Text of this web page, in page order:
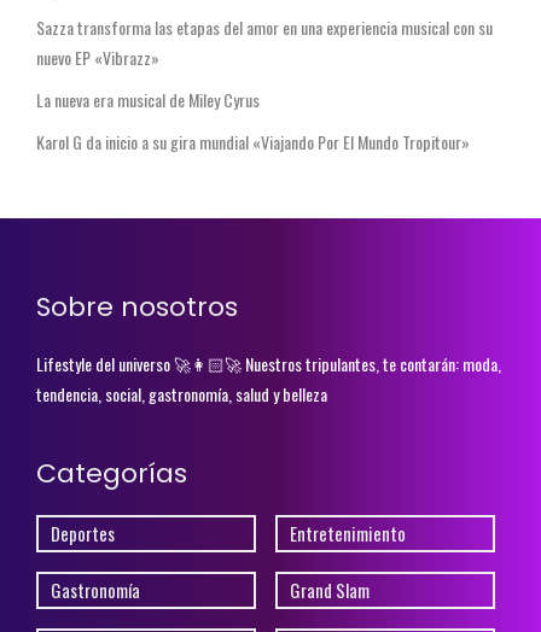
Sazza transforma las etapas del amor en una experiencia musical con su
nuevo EP «Vibrazz»
La nueva era musical de Miley Cyrus
Karol G da inicio a su gira mundial «Viajando Por El Mundo Tropitour»
Sobre nosotros
Lifestyle del universo 🚀👩🏻‍🚀 Nuestros tripulantes, te contarán: moda,
tendencia, social, gastronomía, salud y belleza
Categorías
Deportes Entretenimiento
Gastronomía Grand Slam